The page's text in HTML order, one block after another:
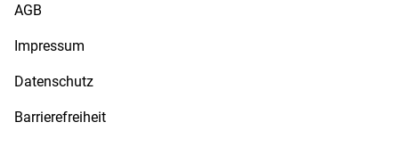
AGB
Impressum
Datenschutz
Barrierefreiheit